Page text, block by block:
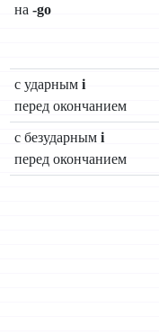
на-go
с ударнымi
перед окончанием
с безударнымi
перед окончанием